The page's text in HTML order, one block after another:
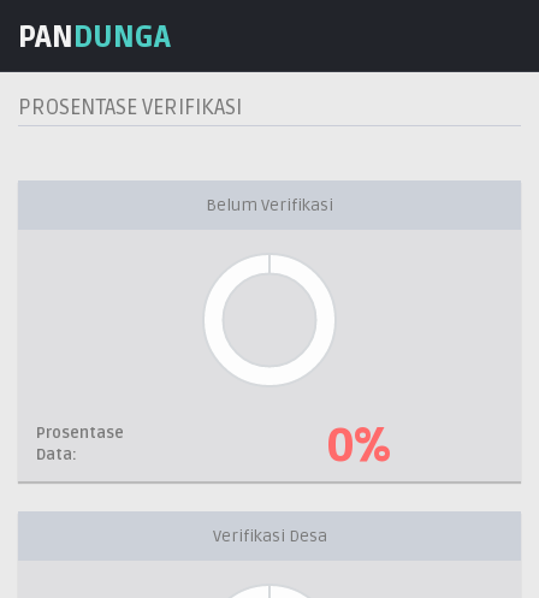
PANDUNGA
PROSENTASE VERIFIKASI
Belum Verifikasi
Prosentase
Data:
0%
Verifikasi Desa